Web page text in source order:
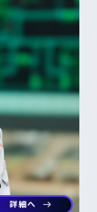
詳細へ arrow_right_alt